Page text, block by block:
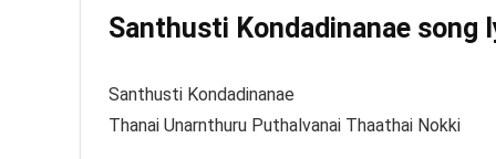
Santhusti Kondadinanae song
Santhusti Kondadinanae
Thanai Unarnthuru Puthalvanai Thaathai Nokki